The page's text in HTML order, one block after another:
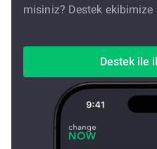
misiniz? Destek
Destek ile